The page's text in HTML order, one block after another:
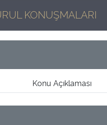
KONUŞMALARI
Konu Açıklaması